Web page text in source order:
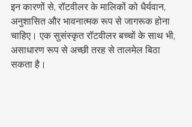
इन कारणों से, रॉटवीलर के मालिकों को धैर्यवान,
अनुशासित और भावनात्मक रूप से जागरूक होना
चाहिए। एक सुसंस्कृत रॉटवीलर बच्चों के साथ भी,
असाधारण रूप से अच्छी तरह से तालमेल बिठा
सकता है।